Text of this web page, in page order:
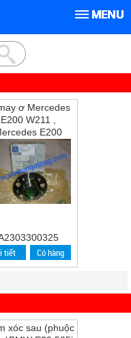
ơ Mercedes
E200 W211 ,
E200
,E240 ,E280
tiết Có hàng
xóc sau (phuộc